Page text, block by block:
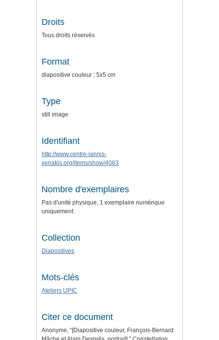
Droits
Tous droits réservés
Format
diapositive couleur ; 5x5 cm
Type
still image
Identifiant
http://www.centre-iannis-
xenakis.org/items/show/4063
Nombre d'exemplaires
Pas d'unité physique, 1 exemplaire numérique
uniquement
Collection
Diapositives
Mots-clés
Ateliers UPIC
Citer ce document
Anonyme, “[Diapositive couleur, François-Bernard